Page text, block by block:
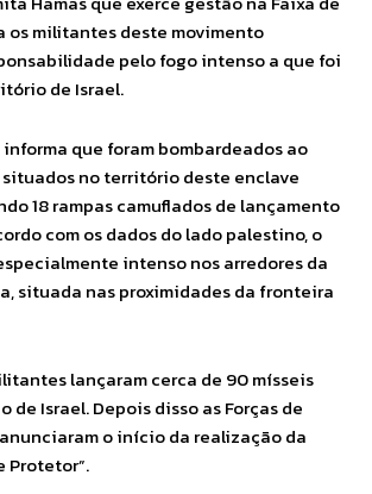
os militantes deste movimento
pelo fogo intenso a que foi
de Israel.
que foram bombardeados ao
no território deste enclave
18 rampas camuflados de lançamento
com os dados do lado palestino, o
intenso nos arredores da
situada nas proximidades da fronteira
lançaram cerca de 90 mísseis
Israel. Depois disso as Forças de
o início da realização da
Protetor”.